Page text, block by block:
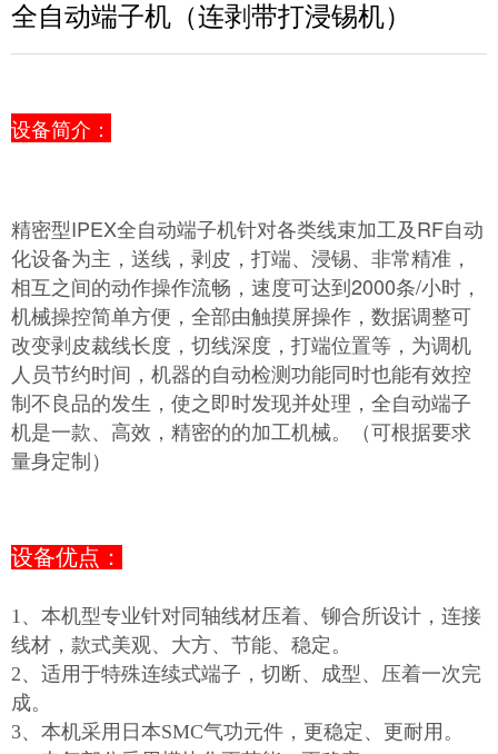
全自动端子机（连剥带打浸锡机）
设备简介：
精密型IPEX全自动端子机针对各类线束加工及RF自动
化设备为主，送线，剥皮，打端、浸锡、非常精准，
相互之间的动作操作流畅，速度可达到2000条/小时，
机械操控简单方便，全部由触摸屏操作，数据调整可
改变剥皮裁线长度，切线深度，打端位置等，为调机
人员节约时间，机器的自动检测功能同时也能有效控
制不良品的发生，使之即时发现并处理，全自动端子
机是一款、高效，精密的的加工机械。（可根据要求
量身定制）
设备优点：
1、本机型专业针对同轴线材压着、铆合所设计，连接
线材，款式美观、大方、节能、稳定。
2、适用于特殊连续式端子，切断、成型、压着一次完
成。
3、本机采用日本SMC气功元件，更稳定、更耐用。